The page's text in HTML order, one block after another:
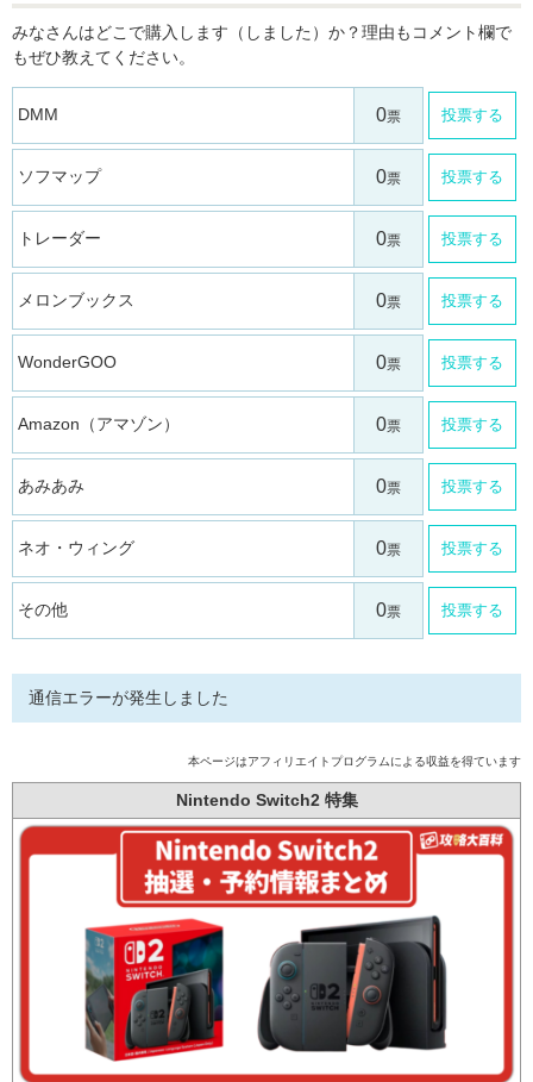
みなさんはどこで購入します（しました）か？理由もコメント欄で
もぜひ教えてください。
DMM 投票する
ソフマップ 投票する
トレーダー 投票する
メロンブックス 投票する
WonderGOO 投票する
Amazon（アマゾン） 投票する
あみあみ 投票する
ネオ・ウィング 投票する
その他 投票する
通信エラーが発生しました
本ページはアフィリエイトプログラムによる収益を得ています
Nintendo Switch2 特集